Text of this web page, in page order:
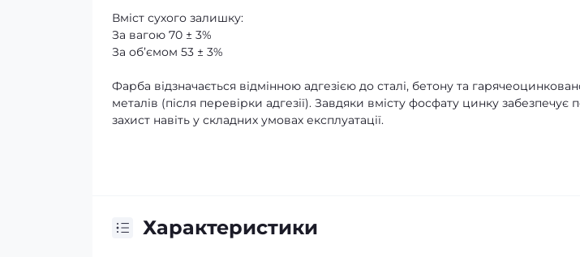
Вміст сухого залишку:
За вагою 70 ± 3%
За об’ємом 53 ± 3%
Фарба відзначається відмінною адгезією до сталі, бетону та
металів (після перевірки адгезії). Завдяки вмісту фосфату цинку
захист навіть у складних умовах експлуатації.
Характеристики